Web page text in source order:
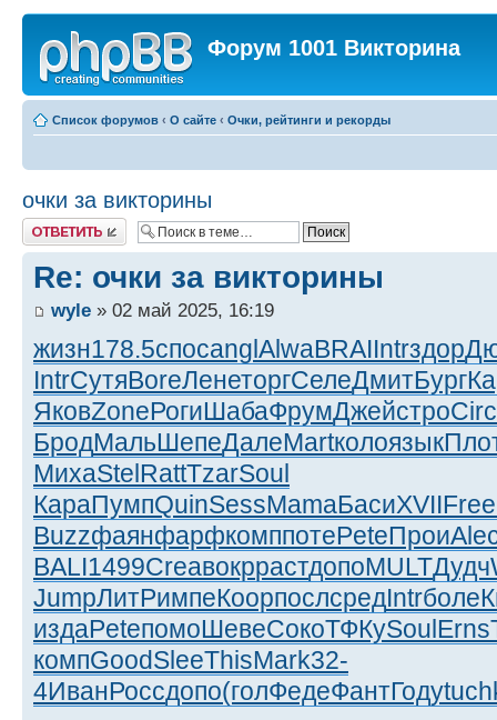
Форум 1001 Викторина
Список форумов ‹ О сайте ‹ Очки, рейтинги и рекорды
очки за викторины
Ответить
Re: очки за викторины
wyle » 02 май 2025, 16:19
жизн178.5спосanglAlwaBRAIIntrздор
IntrСутяBoreЛенеторгСелеДмитБург
ЯковZoneРогиШабаФрумДжейстроCirc
БродМальШепеДалеMartколоязык
МихаStelRattTzarSoul
КараПумпQuinSessMamaБасиXVIIFree
BuzzфаянфарфкомппотеPeteПрои
BALI1499CreaвокррастдопоMULTДудч
JumpЛитРимпеКоорпослсредIntrболе
издаPeteпомоШевеСокоТФКуSoulErns
компGoodSleeThisMark32-
4ИванРоссдопо(голФедеФантГоду